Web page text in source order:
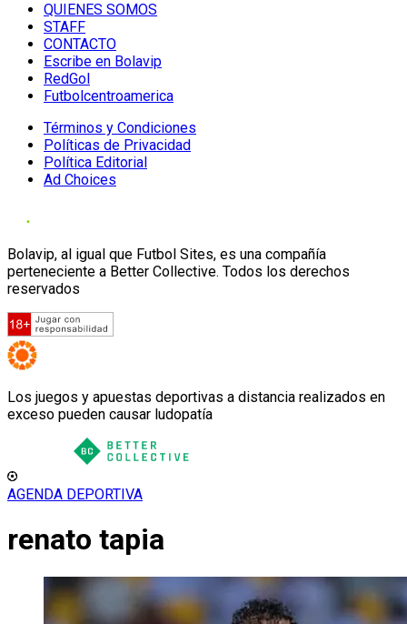
QUIENES SOMOS
STAFF
CONTACTO
Escribe en Bolavip
RedGol
Futbolcentroamerica
Términos y Condiciones
Políticas de Privacidad
Política Editorial
Ad Choices
Bolavip, al igual que Futbol Sites, es una compañía
perteneciente a Better Collective. Todos los derechos
reservados
Los juegos y apuestas deportivas a distancia realizados en
exceso pueden causar ludopatía
AGENDA DEPORTIVA
renato tapia